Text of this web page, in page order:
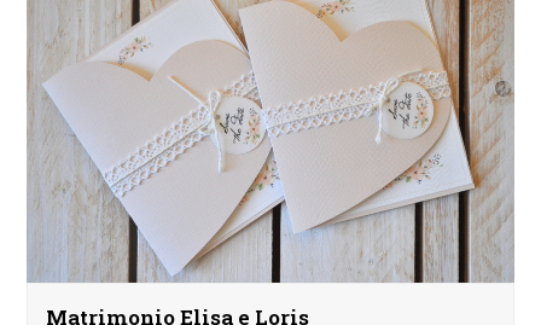
Matrimonio Elisa e Loris